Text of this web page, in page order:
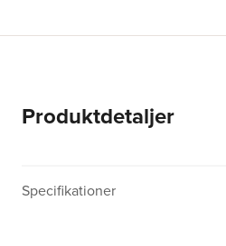
Produktdetaljer
Specifikationer